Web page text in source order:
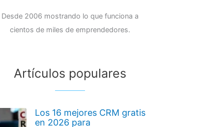
Desde 2006 mostrando lo que funciona a
cientos de miles de emprendedores.
Artículos populares
Los 16 mejores CRM gratis
en 2026 para